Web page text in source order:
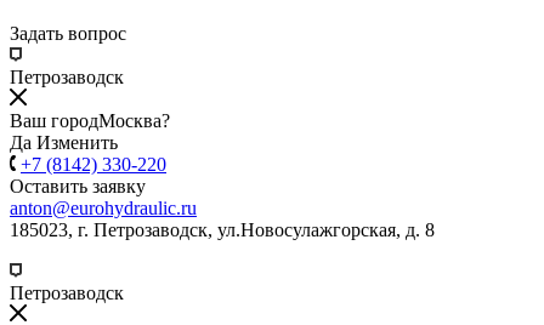
Задать вопрос
Петрозаводск
Ваш городМосква?
Да Изменить
+7 (8142) 330-220
Оставить заявку
anton@eurohydraulic.ru
185023, г. Петрозаводск, ул.Новосулажгорская, д. 8
Петрозаводск